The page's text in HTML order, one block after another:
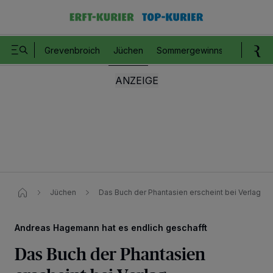
Grevenbroich Jüchen Sommergewinnspiel
Jüchen Das Buch der Phantasien erscheint bei Verlag
Andreas Hagemann hat es endlich geschafft
Das Buch der Phantasien